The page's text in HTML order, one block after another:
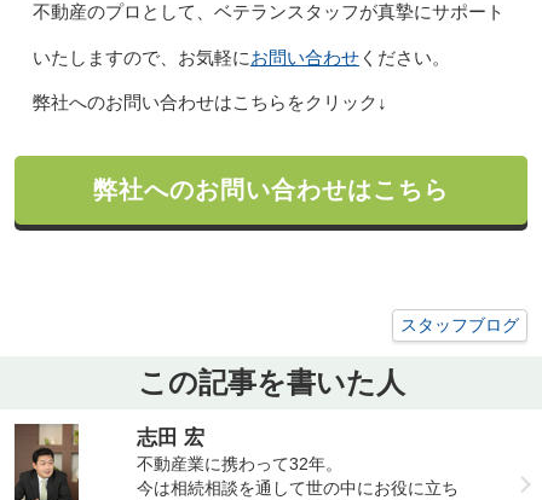
不動産のプロとして、ベテランスタッフが真摯にサポート
いたしますので、お気軽にお問い合わせください。
弊社へのお問い合わせはこちらをクリック↓
弊社へのお問い合わせはこちら
スタッフブログ
この記事を書いた人
志田 宏
不動産業に携わって32年。
今は相続相談を通して世の中にお役に立ち